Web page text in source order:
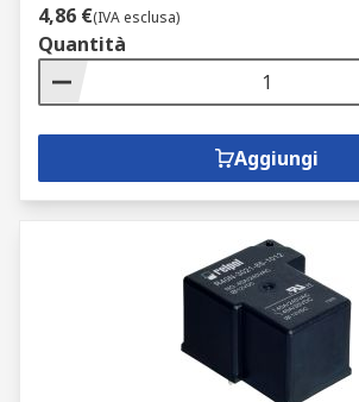
4,86 €(IVA esclusa)
Quantità
Aggiungi